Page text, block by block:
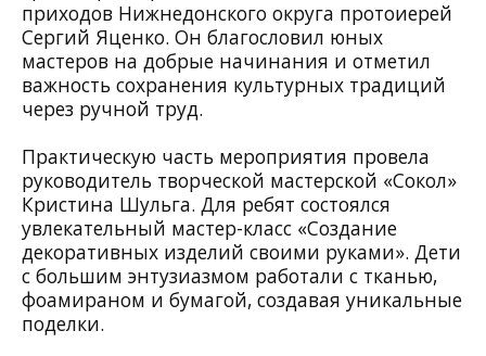
приходов Нижнедонского округа протоиерей
Сергий Яценко. Он благословил юных
мастеров на добрые начинания и отметил
важность сохранения культурных традиций
через ручной труд.
Практическую часть мероприятия провела
руководитель творческой мастерской «Сокол»
Кристина Шульга. Для ребят состоялся
увлекательный мастер-класс «Создание
декоративных изделий своими руками». Дети
с большим энтузиазмом работали с тканью,
фоамираном и бумагой, создавая уникальные
поделки.